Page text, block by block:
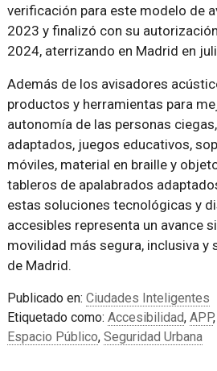
verificación para este modelo de
2023 y finalizó con su
2024, aterrizando en Madrid en
Además de los avisadores
productos y herramientas para
autonomía de las personas
adaptados, juegos educativos,
móviles, material en braille y
tableros de apalabrados
estas soluciones tecnológicas y
accesibles representa un avance
movilidad más segura, inclusiva y
de Madrid.
Publicado en: Ciudades Inteligentes
Etiquetado como: Accesibilidad, APP,
Espacio Público, Seguridad Urbana